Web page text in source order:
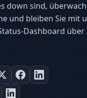
down sind,
und bleiben Sie mit
Dashboard über